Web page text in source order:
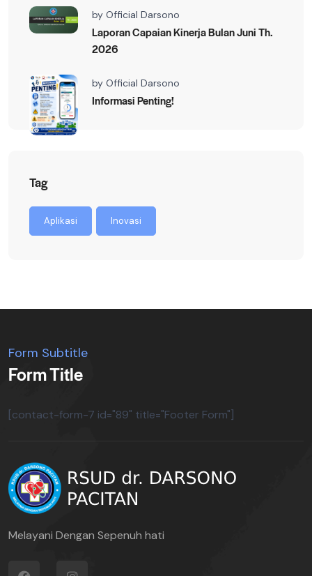
by Official Darsono
Laporan Capaian Kinerja Bulan Juni Th.
2026
by Official Darsono
Informasi Penting!
Tag
Aplikasi Inovasi
Form Subtitle
Form Title
[contact-form-7 id="89" title="Footer Form"]
Melayani Dengan Sepenuh hati